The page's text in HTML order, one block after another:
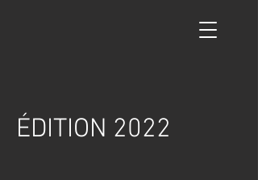
ÉDITION 2022